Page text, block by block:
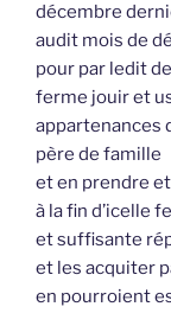
décembre
audit mois de
pour par ledit
ferme jouir et
appartenances
père de famille
et en prendre
à la fin d’icelle
et suffisante
et les acquiter
en pourroient